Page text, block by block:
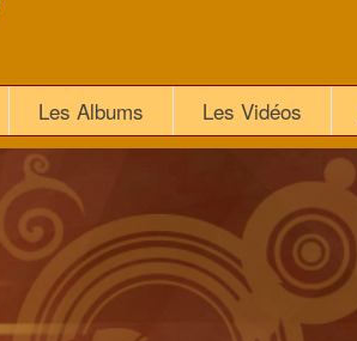
Les Albums Les Vidéos